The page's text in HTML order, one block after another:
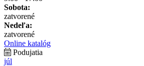
Sobota:
zatvorené
Nedeľa:
zatvorené
Online katalóg
Podujatia
júl